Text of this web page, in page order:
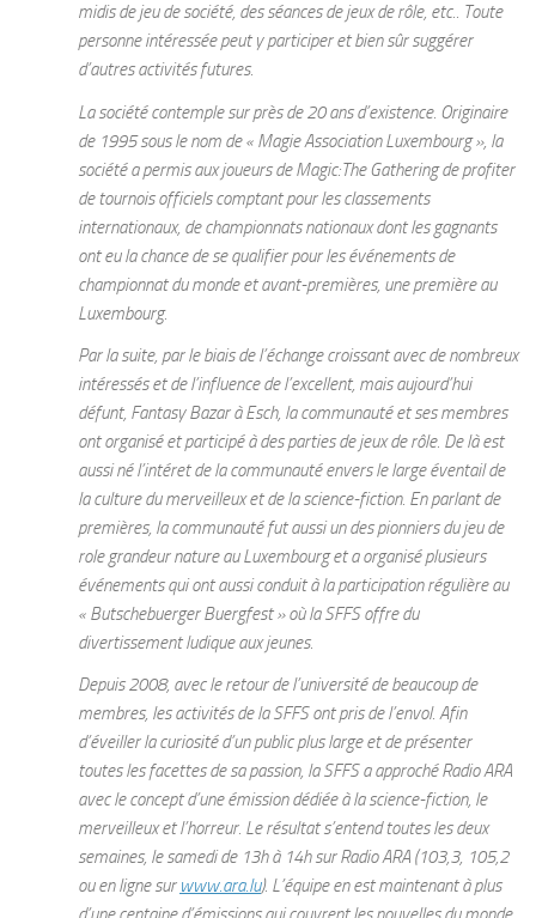
midis de jeu de société, des séances de jeux de rôle, etc.. Toute
personne intéressée peut y participer et bien sûr suggérer
d’autres activités futures.
La société contemple sur près de 20 ans d’existence. Originaire
de 1995 sous le nom de « Magie Association Luxembourg », la
société a permis aux joueurs de Magic:The Gathering de profiter
de tournois officiels comptant pour les classements
internationaux, de championnats nationaux dont les gagnants
ont eu la chance de se qualifier pour les événements de
championnat du monde et avant-premières, une première au
Luxembourg.
Par la suite, par le biais de l’échange croissant avec de nombreux
intéressés et de l’influence de l’excellent, mais aujourd’hui
défunt, Fantasy Bazar à Esch, la communauté et ses membres
ont organisé et participé à des parties de jeux de rôle. De là est
aussi né l’intéret de la communauté envers le large éventail de
la culture du merveilleux et de la science-fiction. En parlant de
premières, la communauté fut aussi un des pionniers du jeu de
role grandeur nature au Luxembourg et a organisé plusieurs
événements qui ont aussi conduit à la participation régulière au
« Butschebuerger Buergfest » où la SFFS offre du
divertissement ludique aux jeunes.
Depuis 2008, avec le retour de l’université de beaucoup de
membres, les activités de la SFFS ont pris de l’envol. Afin
d’éveiller la curiosité d’un public plus large et de présenter
toutes les facettes de sa passion, la SFFS a approché Radio ARA
avec le concept d’une émission dédiée à la science-fiction, le
merveilleux et l’horreur. Le résultat s’entend toutes les deux
semaines, le samedi de 13h à 14h sur Radio ARA (103,3, 105,2
ou en ligne sur www.ara.lu). L’équipe en est maintenant à plus